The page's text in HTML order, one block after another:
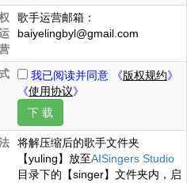
歌手运营邮箱：
baiyelingbyl@gmail.com
我已阅读并同意 《版权规约》
《使用协议》
下 载
将解压缩后的歌手文件夹
【yuling】放至AISingers Studio
目录下的【singer】文件夹内，启